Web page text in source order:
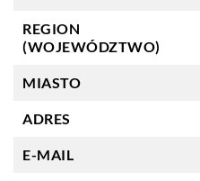
REGION
(WOJEWÓDZTWO)
MIASTO
ADRES
E-MAIL